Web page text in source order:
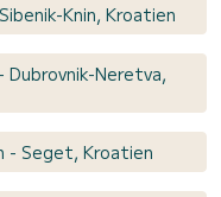
Knin, Kroatien
Neretva,
- Seget, Kroatien